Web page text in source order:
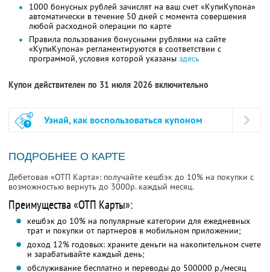
1000 бонусных рублей зачислят на ваш счет «КупиКупона»
автоматически в течение 50 дней с момента совершения
любой расходной операции по карте
Правила пользования бонусными рублями на сайте
«КупиКупона» регламентируются в соответствии с
программой, условия которой указаны здесь
Купон действителен по 31 июля 2026 включительно
Узнай, как воспользоваться купоном
ПОДРОБНЕЕ О КАРТЕ
Дебетовая «ОТП Карта»: получайте кешбэк до 10% на покупки с
возможностью вернуть до 3000р. каждый месяц.
Преимущества «ОТП Карты»:
кешбэк до 10% на популярные категории для ежедневных
трат и покупки от партнеров в мобильном приложении;
доход 12% годовых: храните деньги на накопительном счете
и зарабатывайте каждый день;
обслуживание бесплатно и переводы до 500000 р./месяц